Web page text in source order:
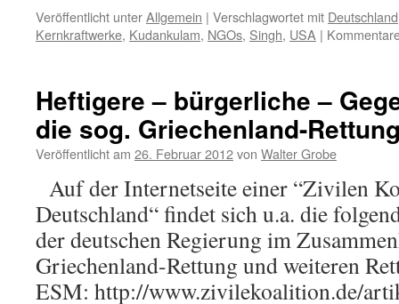
Veröffentlicht unterAllgemein | Verschlagwortet mit Deutschland
Kernkraftwerke, Kudankulam, NGOs, Singh, USA |
Heftigere – bürgerliche –
die sog. Griechenland-
Veröffentlicht am 26. Februar 2012von Walter Grobe
Auf der Internetseite einer “Zivilen
Deutschland“ findet sich u.a. die
der deutschen Regierung im
Griechenland-Rettung und weiteren
ESM: http://www.zivilekoalition.de/